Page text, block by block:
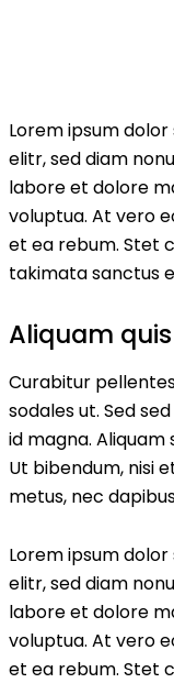
Lorem ipsum
elitr, sed diam
labore et dolore
voluptua. At vero
et ea rebum. Stet
takimata sanctus
Aliquam
Curabitur
sodales ut. Sed
id magna.
Ut bibendum, nisi
metus, nec
Lorem ipsum
elitr, sed diam
labore et dolore
voluptua. At vero
et ea rebum. Stet